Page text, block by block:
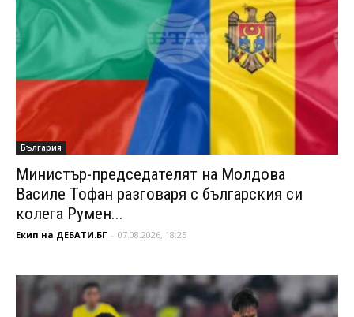
България
Министър-председателят на Молдова
Василе Тофан разговаря с българския си
колега Румен...
Екип на ДЕБАТИ.БГ - 07.08.2026, 18:25